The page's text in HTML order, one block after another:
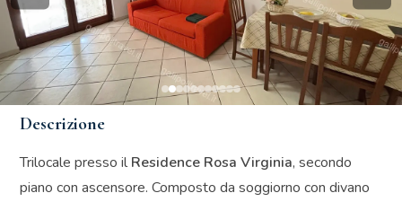
Descrizione
Trilocale presso ilResidence Rosa Virginia, secondo
piano con ascensore. Composto da soggiorno con divano